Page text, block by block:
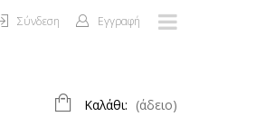
Σύνδεση Εγγραφή
Καλάθι: (άδειο)